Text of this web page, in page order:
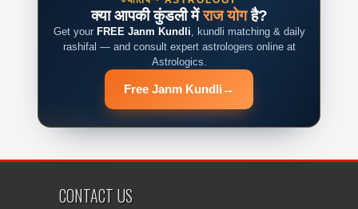
क्या आपकी कुंडली मेंराज योगहै?
Get your FREE Janm Kundli, kundli matching & daily
rashifal — and consult expert astrologers online at
Astrologics.
Free Janm Kundli →
CONTACT US